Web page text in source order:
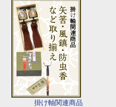
掛け軸関連商品